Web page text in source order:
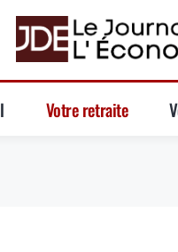
Votre retraite